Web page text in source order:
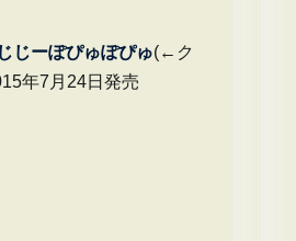
じーぽぴゅぽぴゅ(←ク
年7月24日発売